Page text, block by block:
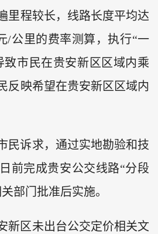
里程较长，线路长度平均达
/公里的费率测算，执行“一
致市民在贵安新区区域内乘
反映希望在贵安新区区域内
民诉求，通过实地勘验和技
前完成贵安公交线路“分段
部门批准后实施。
新区未出台公交定价相关文